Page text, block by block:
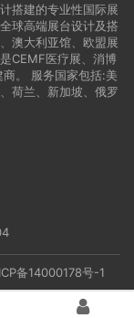
搭建的专业性国际展
球高端展台设计及搭
澳大利亚馆、欧盟展
CEMF医疗展、消博
。 服务国家包括:美
荷兰、新加坡、俄罗
备14000178号-1